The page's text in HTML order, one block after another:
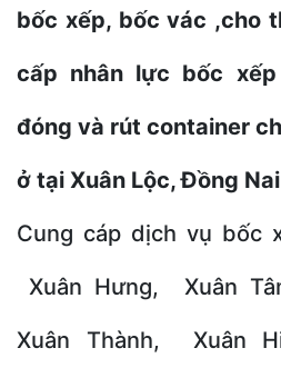
bốc xếp, bốc vác ,cho
cấp nhân lực bốc
đóng và rút container
ở tại Xuân Lộc, Đồng Nai
Cung cáp dịch vụ bốc
Xuân Hưng, Xuân
Xuân Thành, Xuân